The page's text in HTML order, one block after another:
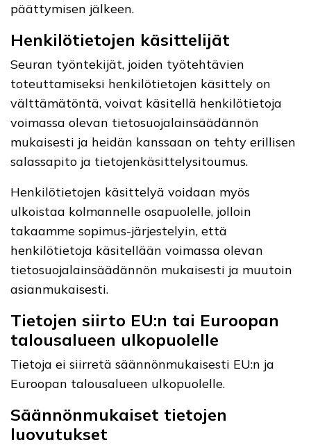
päättymisen jälkeen.
Henkilötietojen käsittelijät
Seuran työntekijät, joiden työtehtävien
toteuttamiseksi henkilötietojen käsittely on
välttämätöntä, voivat käsitellä henkilötietoja
voimassa olevan tietosuojalainsäädännön
mukaisesti ja heidän kanssaan on tehty erillisen
salassapito ja tietojenkäsittelysitoumus.
Henkilötietojen käsittelyä voidaan myös
ulkoistaa kolmannelle osapuolelle, jolloin
takaamme sopimus-järjestelyin, että
henkilötietoja käsitellään voimassa olevan
tietosuojalainsäädännön mukaisesti ja muutoin
asianmukaisesti.
Tietojen siirto EU:n tai Euroopan
talousalueen ulkopuolelle
Tietoja ei siirretä säännönmukaisesti EU:n ja
Euroopan talousalueen ulkopuolelle.
Säännönmukaiset tietojen
luovutukset